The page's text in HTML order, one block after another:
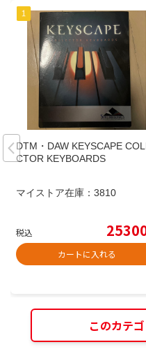
DTM・DAW KEYSCAPE
CTOR KEYBOARDS
マイストア在庫： 3810
税込
カートに入れる
このカテ